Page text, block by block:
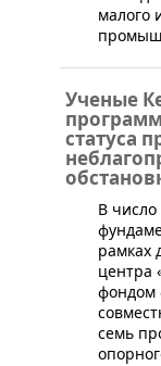
малого
Ученые
статуса
​В число
рамках
центра
фондом
семь